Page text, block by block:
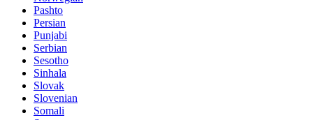
Pashto
Persian
Punjabi
Serbian
Sesotho
Sinhala
Slovak
Slovenian
Somali